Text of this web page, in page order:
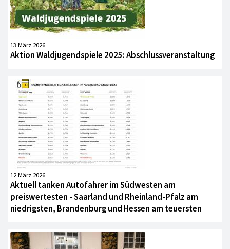
13 März 2026
Aktion Waldjugendspiele 2025: Abschlussveranstaltung
12 März 2026
Aktuell tanken Autofahrer im Südwesten am
preiswertesten - Saarland und Rheinland-Pfalz am
niedrigsten, Brandenburg und Hessen am teuersten